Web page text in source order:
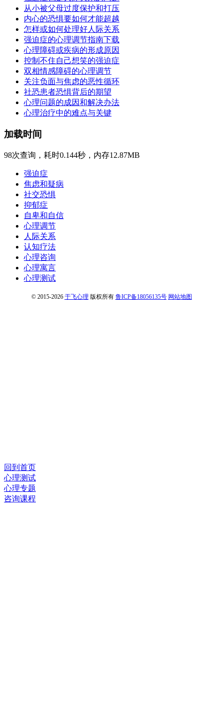
从小被父母过度保护和打压
内心的恐惧要如何才能超越
怎样或如何处理好人际关系
强迫症的心理调节指南下载
心理障碍或疾病的形成原因
控制不住自己想笑的强迫症
双相情感障碍的心理调节
关注负面与焦虑的恶性循环
社恐患者恐惧背后的期望
心理问题的成因和解决办法
心理治疗中的难点与关键
加载时间
98次查询，耗时0.144秒，内存12.87MB
强迫症
焦虑和疑病
社交恐惧
抑郁症
自卑和自信
心理调节
人际关系
认知疗法
心理咨询
心理寓言
心理测试
© 2015-2026 于飞心理 版权所有 鲁ICP备18056135号 网站地图
回到首页
心理测试
心理专题
咨询课程